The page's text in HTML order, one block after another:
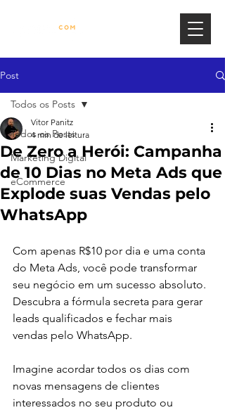
Post
Todos os Posts
Marketing Digital
eCommerce
Todos os Posts
De Zero a Herói: Campanha
de 10 Dias no Meta Ads que
Explode suas Vendas pelo
WhatsApp
Vitor Panitz
4 min de leitura
Com apenas R$10 por dia e uma conta
do Meta Ads, você pode transformar
seu negócio em um sucesso absoluto.
Descubra a fórmula secreta para gerar
leads qualificados e fechar mais
vendas pelo WhatsApp.
Imagine acordar todos os dias com
novas mensagens de clientes
interessados no seu produto ou